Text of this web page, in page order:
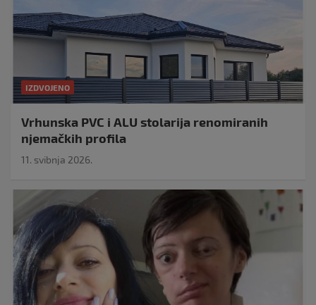
IZDVOJENO
Vrhunska PVC i ALU stolarija renomiranih
njemačkih profila
11. svibnja 2026.